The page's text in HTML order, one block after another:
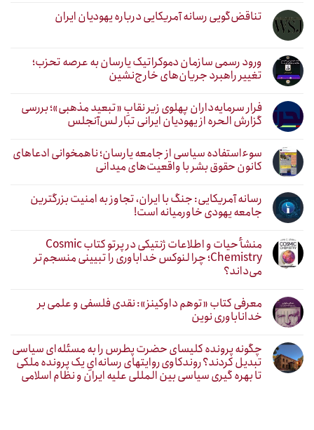
تناقض‌گویی رسانه آمریکایی درباره یهودیان ایران
ورود رسمی سازمان دموکراتیک یارسان به عرصه تحزب؛
تغییر راهبرد جریان‌های خارج‌نشین
فرار سرمایه‌داران پهلوی زیر نقابِ «تبعید مذهبی»؛ بررسی
گزارش الحره از یهودیان ایرانی تبار لس‌آنجلس
سوءاستفاده سیاسی از جامعه یارسان؛ ناهمخوانی ادعاهای
کانون حقوق بشر با واقعیت‌های میدانی
رسانه آمریکایی: جنگ با ایران، تجاوز به امنیت بزرگترین
جامعه یهودی خاورمیانه است!
منشأ حیات و اطلاعات ژنتیکی در پرتو کتاب Cosmic
Chemistry؛ چرا لنوکس خداباوری را تبیینی منسجم‌تر
می‌داند؟
معرفی کتاب «توهم داوکینز»: نقدی فلسفی و علمی بر
خداناباوری نوین
چگونه پرونده کلیسای حضرت پطرس را به مسئله‌ای سیاسی
تبدیل کردند؟ روندکاوی روایتهای رسانه‌ایِ یک پرونده ملکی
تا بهره گیری سیاسی بین المللی علیه ایران و نظام اسلامی